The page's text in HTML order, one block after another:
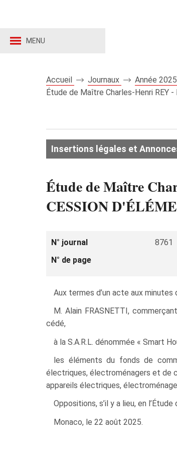
MENU
Accueil Journaux Année 2025
Étude de Maître Charles-Henri REY -
Insertions légales et
Étude de Maître
CESSION
N° journal 8761
N° de page
Aux termes d’un acte aux
M. Alain FRASNETTI,
cédé,
à la S.A.R.L. dénommée « Smart
les éléments du fonds de
électriques, électroménagers et de
appareils électriques,
Oppositions, s’il y a lieu, en
Monaco, le 22 août 2025.